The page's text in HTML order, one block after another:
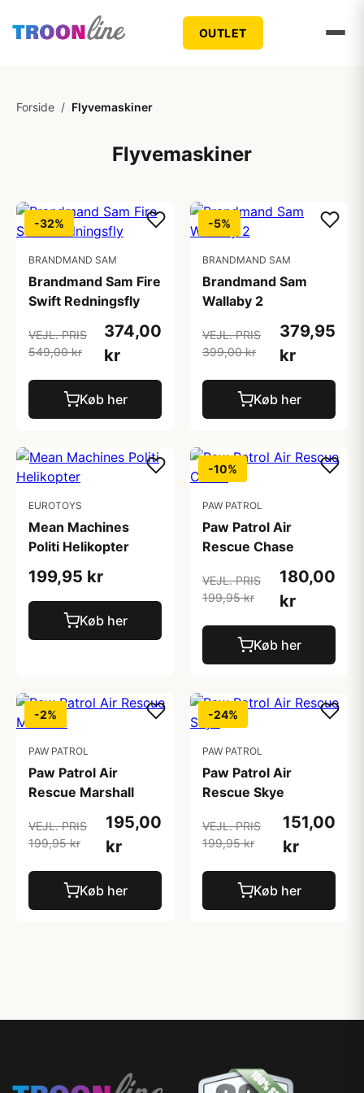
OUTLET
Forside / Flyvemaskiner
Flyvemaskiner
-32%
BRANDMAND SAM
Brandmand Sam Fire
Swift Redningsfly
VEJL. PRIS
549,00 kr
374,00
kr
Køb her
-5%
BRANDMAND SAM
Brandmand Sam
Wallaby 2
VEJL. PRIS
399,00 kr
379,95
kr
Køb her
EUROTOYS
Mean Machines
Politi Helikopter
199,95 kr
Køb her
-10%
PAW PATROL
Paw Patrol Air
Rescue Chase
VEJL. PRIS
199,95 kr
180,00
kr
Køb her
-2%
PAW PATROL
Paw Patrol Air
Rescue Marshall
VEJL. PRIS
199,95 kr
195,00
kr
Køb her
-24%
PAW PATROL
Paw Patrol Air
Rescue Skye
VEJL. PRIS
199,95 kr
151,00
kr
Køb her